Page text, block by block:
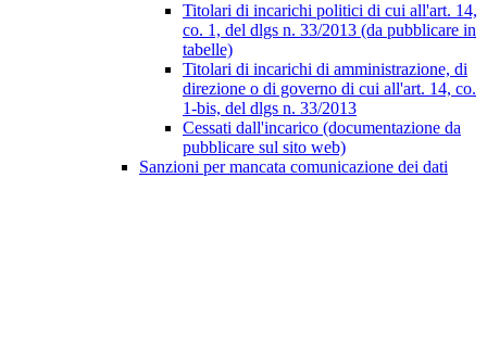
Titolari di incarichi politici di cui all'art. 14,
co. 1, del dlgs n. 33/2013 (da pubblicare in
tabelle)
Titolari di incarichi di amministrazione, di
direzione o di governo di cui all'art. 14, co.
1-bis, del dlgs n. 33/2013
Cessati dall'incarico (documentazione da
pubblicare sul sito web)
Sanzioni per mancata comunicazione dei dati